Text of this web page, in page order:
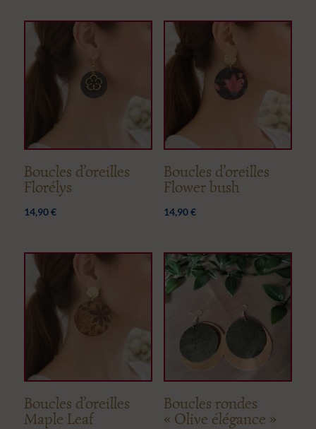
Boucles d’oreilles
Florélys
14,90€
Boucles d’oreilles
Flower bush
14,90€
Boucles d’oreilles
Maple Leaf
Boucles rondes
« Olive élégance »